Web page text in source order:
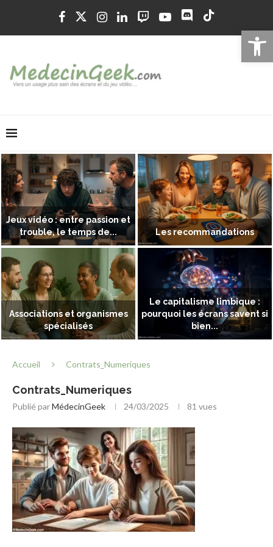
Ouvrir
Jeux vidéo : entre passion et
trouble, le temps de...
Les recommandations
Associations et organismes
spécialisés
Le capitalisme limbique :
pourquoi les écrans savent si
bien...
Accueil Contrats_Numeriques
Contrats_Numeriques
Publié parMédecinGeek 24/03/2025 81 vues